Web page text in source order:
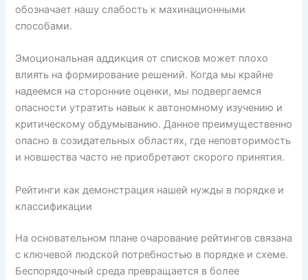
обозначает нашу слабость к махинационными
способами.
Эмоциональная аддикция от списков может плохо
влиять на формирование решений. Когда мы крайне
надеемся на сторонние оценки, мы подвергаемся
опасности утратить навык к автономному изучению и
критическому обдумыванию. Данное преимущественно
опасно в созидательных областях, где неповторимость
и новшества часто не приобретают скорого принятия.
Рейтинги как демонстрация нашей нужды в порядке и
классификации
На основательном плане очарование рейтингов связана
с ключевой людской потребностью в порядке и схеме.
Беспорядочный среда превращается в более